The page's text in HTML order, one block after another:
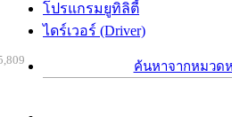
โปรแกรมยูทิลิตี้
ไดร์เวอร์ (Driver)
ค้นหาจากหมวด